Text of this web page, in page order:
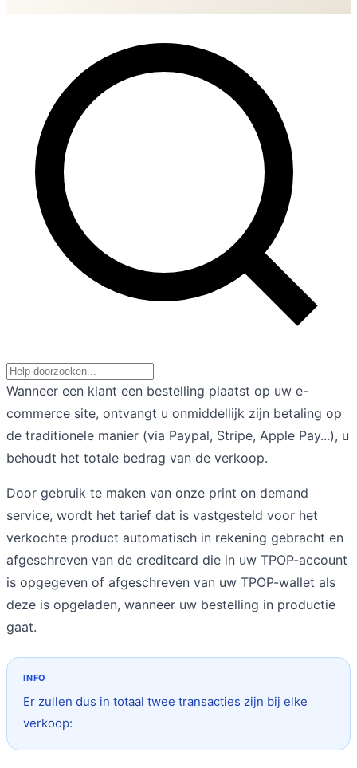
Wanneer een klant een bestelling plaatst op uw e-
commerce site, ontvangt u onmiddellijk zijn betaling op
de traditionele manier (via Paypal, Stripe, Apple Pay...), u
behoudt het totale bedrag van de verkoop.
Door gebruik te maken van onze print on demand
service, wordt het tarief dat is vastgesteld voor het
verkochte product automatisch in rekening gebracht en
afgeschreven van de creditcard die in uw TPOP-account
is opgegeven of afgeschreven van uw TPOP-wallet als
deze is opgeladen, wanneer uw bestelling in productie
gaat.
Er zullen dus in totaal twee transacties zijn bij elke
verkoop: